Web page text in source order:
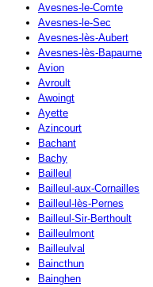
Avesnes-le-Comte
Avesnes-le-Sec
Avesnes-lès-Aubert
Avesnes-lès-Bapaume
Avion
Avroult
Awoingt
Ayette
Azincourt
Bachant
Bachy
Bailleul
Bailleul-aux-Cornailles
Bailleul-lès-Pernes
Bailleul-Sir-Berthoult
Bailleulmont
Bailleulval
Baincthun
Bainghen